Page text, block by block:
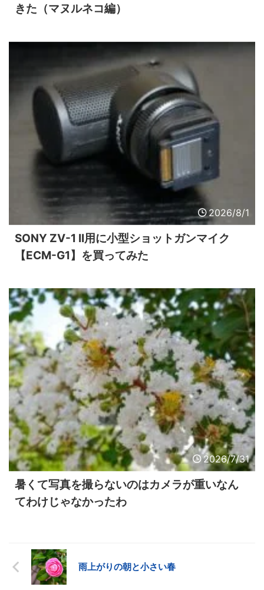
きた（マヌルネコ編）
2026/8/1
SONY ZV-1 II用に小型ショットガンマイク
【ECM-G1】を買ってみた
2026/7/31
暑くて写真を撮らないのはカメラが重いなん
てわけじゃなかったわ
雨上がりの朝と小さい春